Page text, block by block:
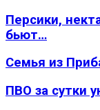
Персики,
бьют…
Семья из
ПВО за сутки